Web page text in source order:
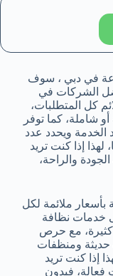
في دبي ، سوف
الشركات في
كل المتطلبات،
شاملة، كما توفر
الخدمة ويحدد عدد
إذا كنت تريد
والراحة،
ملائمة لكل
خدمات نظافة
كثيرة، مع حرص
حديثة ومنظفات
إذا كنت تريد
فعالة، فبدون